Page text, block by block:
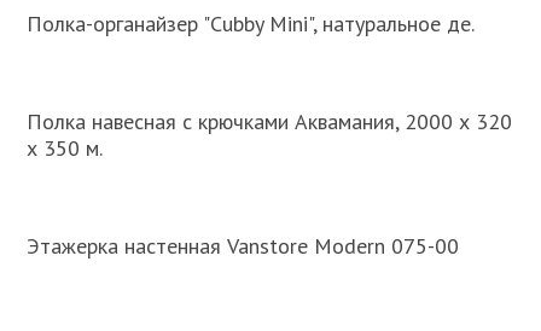
Полка-органайзер "Cubby Mini", натуральное де.
Полка навесная с крючками Аквамания, 2000 х 320
х 350 м.
Этажерка настенная Vanstore Modern 075-00